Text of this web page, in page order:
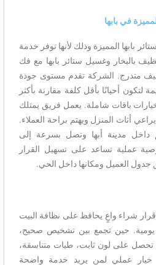
في بابها
بابها المميزة وذلك لأنها توفر خدمة
بالبخار وغسيل ستائر بابها مع فك
متدرج. الشركة تقدم مستوى جودة
لتكون أحيانًا بأقل كلفة مقارنة بأكثر
باقات شاملة. يعمل فريق يمتلك
أثاث المنزل ويهتم براحة العملاء.
داخل مدينة أبها وتصل بسرعة إلى
عملية تساعد على تسهيل القرار
العميل ومكانها داخل الحي.
شراء واعٍ يحافظ على نظافة البيت
يومية. حين تجمع بين تشخيص صحيح،
تحصل على لون ثابت، طيات متناسقة،
خيار عملي لمن يريد خدمة واضحة